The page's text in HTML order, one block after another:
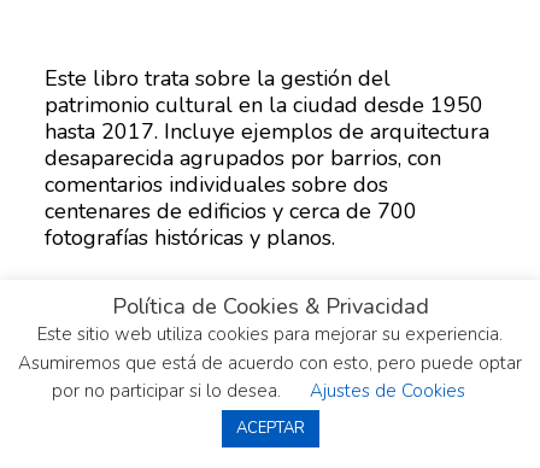
Este libro trata sobre la gestión del
patrimonio cultural en la ciudad desde 1950
hasta 2017. Incluye ejemplos de arquitectura
desaparecida agrupados por barrios, con
comentarios individuales sobre dos
centenares de edificios y cerca de 700
fotografías históricas y planos.
Actualmente preparamos su reedición, en
una versión ampliada, mejorada y actualizada.
Política de Cookies & Privacidad
Este sitio web utiliza cookies para mejorar su experiencia.
Asumiremos que está de acuerdo con esto, pero puede optar
por no participar si lo desea.
Ajustes de Cookies
ACEPTAR